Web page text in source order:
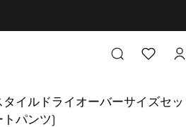
タイルドライオーバーサイズセッ
トパンツ)